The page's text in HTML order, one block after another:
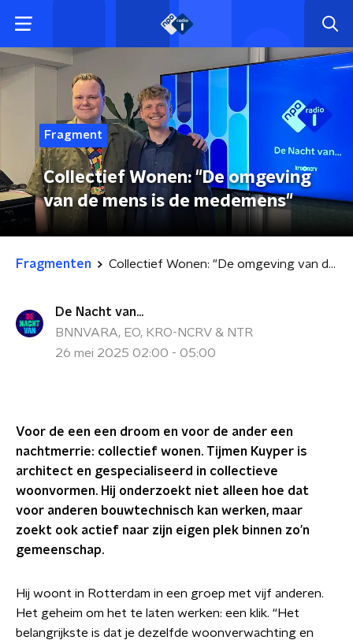
Fragment
Collectief Wonen: "De omgeving
van de mens is de medemens"
Fragmenten Collectief Wonen: "De omgeving van de mens is de medemens"
De Nacht van...
BNNVARA, EO, KRO-NCRV & NTR
26 mei 2025 02:00 - 05:00
Voor de een een droom en voor de ander een
nachtmerrie: collectief wonen. Tijmen Kuyper is
architect en gespecialiseerd in collectieve
woonvormen. Hij onderzoekt niet alleen hoe dat
voor anderen bouwtechnisch kan werken, maar
zoekt ook actief naar zijn eigen plek binnen zo’n
gemeenschap.
Hij woont in Rotterdam in een groep met vijf anderen.
Het geheim om het te laten werken: een klik. “Het
belangrijkste is dat je dezelfde woonverwachting en